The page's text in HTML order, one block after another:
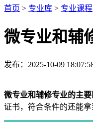
首页 > 专业库 > 专业课程
微专业和辅
发布： 2025-10-09
微专业和辅修专业的主要
证书，符合条件的还能